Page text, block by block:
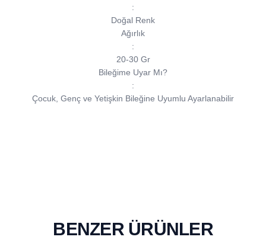
:
Doğal Renk
Ağırlık
:
20-30 Gr
Bileğime Uyar Mı?
:
Çocuk, Genç ve Yetişkin Bileğine Uyumlu Ayarlanabilir
BENZER ÜRÜNLER